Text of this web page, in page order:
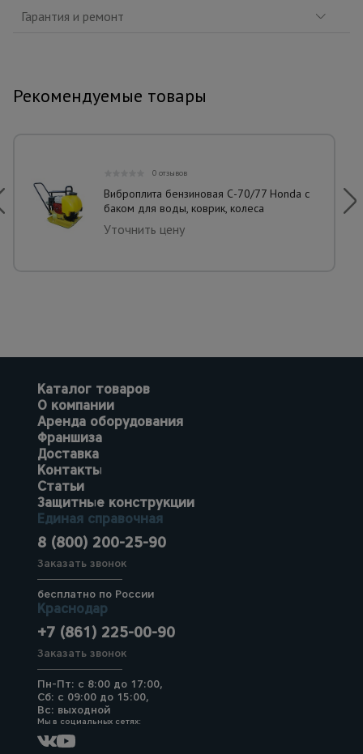
Гарантия и ремонт
Рекомендуемые товары
0 отзывов
Виброплита бензиновая С-70/77 Honda с
баком для воды, коврик, колеса
Уточнить цену
Каталог товаров
О компании
Аренда оборудования
Франшиза
Доставка
Контакты
Статьи
Защитные конструкции
Единая справочная
8 (800) 200-25-90
Заказать звонок
бесплатно по России
Краснодар
+7 (861) 225-00-90
Заказать звонок
Пн-Пт: с 8:00 до 17:00,
Сб: с 09:00 до 15:00,
Вс: выходной
Мы в социальных сетях: